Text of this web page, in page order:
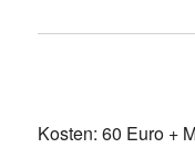
Kosten: 60 Euro +